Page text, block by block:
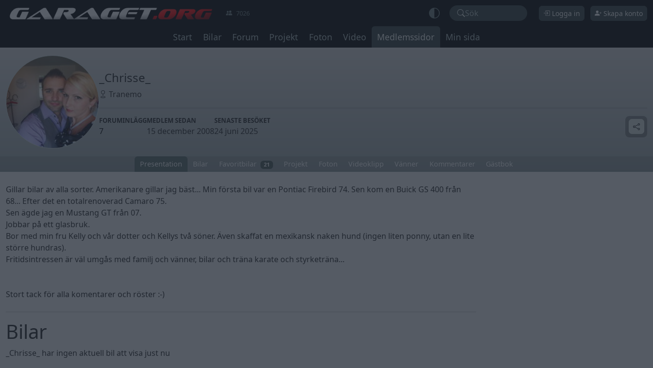
7026 Sök Logga in Skapa konto
Start Bilar Forum Projekt Foton Video Medlemssidor Min sida
_Chrisse_
Tranemo
FORUMINLÄGG
7
MEDLEM SEDAN
15 december 2008
SENASTE BESÖKET
24 juni 2025
Presentation Bilar Favoritbilar 21 Projekt Foton Videoklipp Vänner Kommentarer Gästbok
Gillar bilar av alla sorter. Amerikanare gillar jag bäst... Min första bil var en Pontiac Firebird 74. Sen kom en Buick GS 400 från
68... Efter det en totalrenoverad Camaro 75.
Sen ägde jag en Mustang GT från 07.
Jobbar på ett glasbruk.
Bor med min fru Kelly och vår dotter och Kellys två söner. Även skaffat en mexikansk naken hund (ingen liten ponny, utan en lite
större hundras).
Fritidsintressen är väl umgås med familj och vänner, bilar och träna karate och styrketräna...
Stort tack för alla komentarer och röster :-)
Bilar
_Chrisse_ har ingen aktuell bil att visa just nu